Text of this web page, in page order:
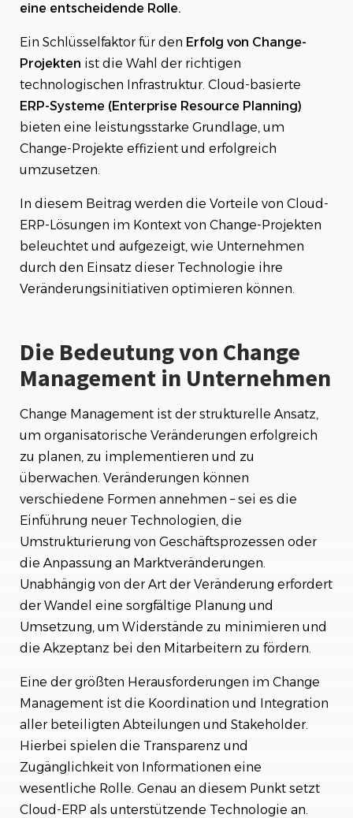
5. Verbesserte Zusammenarbeit und Kommunikation
Erfolgsfaktoren für Change-Projekte mit Cloud-
ERP
1. Klare Zielsetzung und Vision
4. Flexibilität und Anpassungsfähigkeit
5. Monitoring und Erfolgskontrolle
Fazit: Cloud-ERP als Enabler erfolgreicher
eine entscheidende Rolle.
Ein Schlüsselfaktor für den Erfolg von Change-
Projekten ist die Wahl der richtigen
technologischen Infrastruktur. Cloud-basierte
ERP-Systeme (Enterprise Resource Planning)
bieten eine leistungsstarke Grundlage, um
Change-Projekte effizient und erfolgreich
umzusetzen.
In diesem Beitrag werden die Vorteile von Cloud-
ERP-Lösungen im Kontext von Change-Projekten
beleuchtet und aufgezeigt, wie Unternehmen
durch den Einsatz dieser Technologie ihre
Veränderungsinitiativen optimieren können.
Die Bedeutung von Change
Management in Unternehmen
Change Management ist der strukturelle Ansatz,
um organisatorische Veränderungen erfolgreich
zu planen, zu implementieren und zu
überwachen. Veränderungen können
verschiedene Formen annehmen – sei es die
Einführung neuer Technologien, die
Umstrukturierung von Geschäftsprozessen oder
die Anpassung an Marktveränderungen.
Unabhängig von der Art der Veränderung erfordert
der Wandel eine sorgfältige Planung und
Umsetzung, um Widerstände zu minimieren und
die Akzeptanz bei den Mitarbeitern zu fördern.
Eine der größten Herausforderungen im Change
Management ist die Koordination und Integration
aller beteiligten Abteilungen und Stakeholder.
Hierbei spielen die Transparenz und
Zugänglichkeit von Informationen eine
wesentliche Rolle. Genau an diesem Punkt setzt
Cloud-ERP als unterstützende Technologie an.